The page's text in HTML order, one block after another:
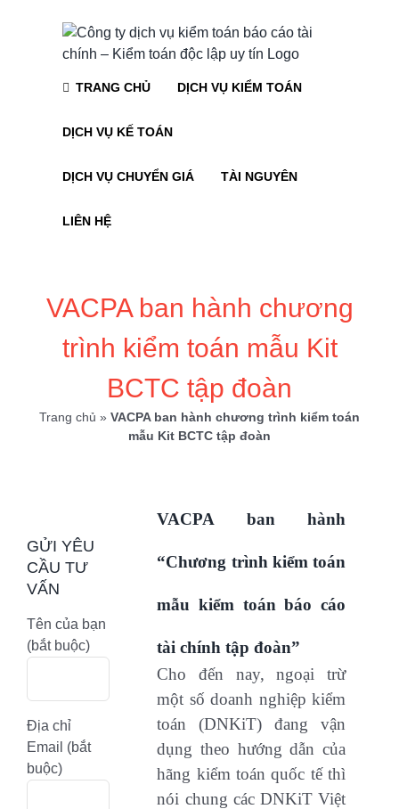
TRANG CHỦ DỊCH VỤ KIỂM TOÁN
DỊCH VỤ KẾ TOÁN
DỊCH VỤ CHUYỂN GIÁ TÀI NGUYÊN
LIÊN HỆ
VACPA ban hành chương
trình kiểm toán mẫu Kit
BCTC tập đoàn
Trang chủ » VACPA ban hành chương trình kiểm toán
mẫu Kit BCTC tập đoàn
VACPA ban hành
“Chương trình kiểm toán
mẫu kiểm toán báo cáo
tài chính tập đoàn”
Cho đến nay, ngoại trừ
một số doanh nghiệp kiểm
toán (DNKiT) đang vận
dụng theo hướng dẫn của
hãng kiểm toán quốc tế thì
nói chung các DNKiT Việt
GỬI YÊU
CẦU TƯ
VẤN
Tên của bạn
(bắt buộc)
Địa chỉ
Email (bắt
buộc)